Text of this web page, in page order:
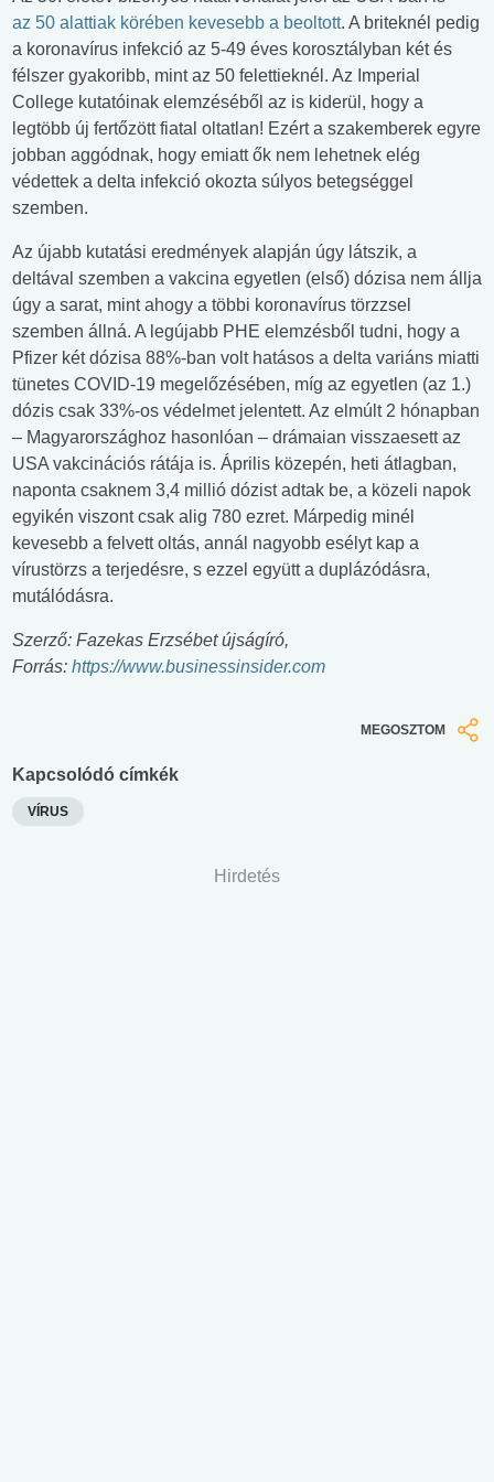
az 50 alattiak körében kevesebb a beoltott. A briteknél pedig
a koronavírus infekció az 5-49 éves korosztályban két és
félszer gyakoribb, mint az 50 felettieknél. Az Imperial
College kutatóinak elemzéséből az is kiderül, hogy a
legtöbb új fertőzött fiatal oltatlan! Ezért a szakemberek egyre
jobban aggódnak, hogy emiatt ők nem lehetnek elég
védettek a delta infekció okozta súlyos betegséggel
szemben.
Az újabb kutatási eredmények alapján úgy látszik, a
deltával szemben a vakcina egyetlen (első) dózisa nem állja
úgy a sarat, mint ahogy a többi koronavírus törzzsel
szemben állná. A legújabb PHE elemzésből tudni, hogy a
Pfizer két dózisa 88%-ban volt hatásos a delta variáns miatti
tünetes COVID-19 megelőzésében, míg az egyetlen (az 1.)
dózis csak 33%-os védelmet jelentett. Az elmúlt 2 hónapban
– Magyarországhoz hasonlóan – drámaian visszaesett az
USA vakcinációs rátája is. Április közepén, heti átlagban,
naponta csaknem 3,4 millió dózist adtak be, a közeli napok
egyikén viszont csak alig 780 ezret. Márpedig minél
kevesebb a felvett oltás, annál nagyobb esélyt kap a
vírustörzs a terjedésre, s ezzel együtt a duplázódásra,
mutálódásra.
Szerző: Fazekas Erzsébet újságíró,
Forrás: https://www.businessinsider.com
MEGOSZTOM
Kapcsolódó címkék
VÍRUS
Hirdetés